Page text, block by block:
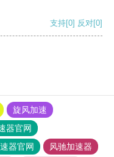
支持[0] 反对[0]
旋风加速
器官网
器官网
风驰加速器